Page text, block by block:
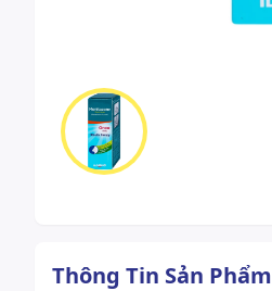
Thông Tin Sản Phẩm